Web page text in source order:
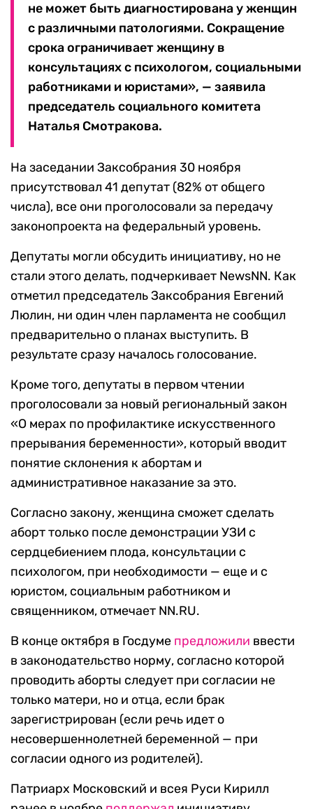
не может быть диагностирована у женщин
с различными патологиями. Сокращение
срока ограничивает женщину в
консультациях с психологом, социальными
работниками и юристами», — заявила
председатель социального комитета
Наталья Смотракова.
На заседании Заксобрания 30 ноября
присутствовал 41 депутат (82% от общего
числа), все они проголосовали за передачу
законопроекта на федеральный уровень.
Депутаты могли обсудить инициативу, но не
стали этого делать, подчеркивает NewsNN. Как
отметил председатель Заксобрания Евгений
Люлин, ни один член парламента не сообщил
предварительно о планах выступить. В
результате сразу началось голосование.
Кроме того, депутаты в первом чтении
проголосовали за новый региональный закон
«О мерах по профилактике искусственного
прерывания беременности», который вводит
понятие склонения к абортам и
административное наказание за это.
Согласно закону, женщина сможет сделать
аборт только после демонстрации УЗИ с
сердцебиением плода, консультации с
психологом, при необходимости — еще и с
юристом, социальным работником и
священником, отмечает NN.RU.
В конце октября в Госдуме предложили ввести
в законодательство норму, согласно которой
проводить аборты следует при согласии не
только матери, но и отца, если брак
зарегистрирован (если речь идет о
несовершеннолетней беременной — при
согласии одного из родителей).
Патриарх Московский и всея Руси Кирилл